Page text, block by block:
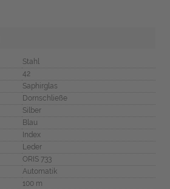
Stahl
42
Saphirglas
Dornschließe
Silber
Blau
Index
Leder
ORIS 733
Automatik
100 m